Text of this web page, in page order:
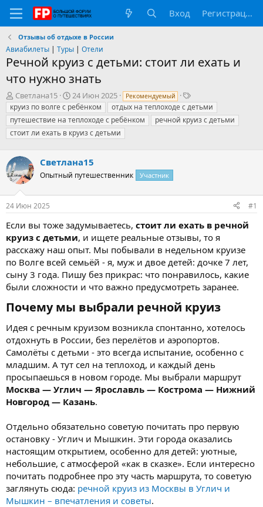
Вход Регистрация
Отзывы об отдыхе в России
Авиабилеты | Туры | Отели
Речной круиз с детьми: стоит ли ехать и
что нужно знать
А
в
т
о
р
е
м
ы
Светлана15
Д
а
т
а
н
ч
а
л
24 Июн 2025 Рекомендуемый
Т
е
г
и
круиз по волге с ребёнком
отдых на теплоходе с детьми
путешествие на теплоходе с ребёнком
речной круиз с детьми
стоит ли ехать в круиз с детьми
Светлана15
Опытный путешественник Участник
24 Июн 2025 #1
Если вы тоже задумываетесь, стоит ли ехать в речной
круиз с детьми, и ищете реальные отзывы, то я
расскажу наш опыт. Мы побывали в недельном круизе
по Волге всей семьёй - я, муж и двое детей: дочке 7 лет,
сыну 3 года. Пишу без прикрас: что понравилось, какие
были сложности и что важно предусмотреть заранее.
Почему мы выбрали речной круиз​
Идея с речным круизом возникла спонтанно, хотелось
отдохнуть в России, без перелётов и аэропортов.
Самолёты с детьми - это всегда испытание, особенно с
младшим. А тут сел на теплоход, и каждый день
просыпаешься в новом городе. Мы выбрали маршрут
Москва — Углич — Ярославль — Кострома — Нижний
Новгород — Казань.
Отдельно обязательно советую почитать про первую
остановку - Углич и Мышкин. Эти города оказались
настоящим открытием, особенно для детей: уютные,
небольшие, с атмосферой «как в сказке». Если интересно
почитать подробнее про эту часть маршрута, то советую
заглянуть сюда: речной круиз из Москвы в Углич и
Мышкин – впечатления и советы.